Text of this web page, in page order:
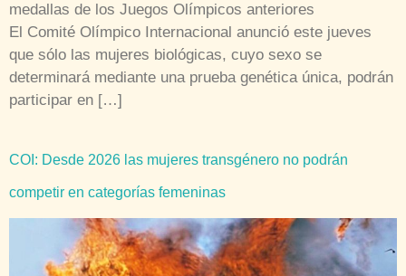
medallas de los Juegos Olímpicos anteriores
El Comité Olímpico Internacional anunció este jueves
⁠que sólo las mujeres biológicas, cuyo sexo se
determinará mediante una prueba genética única, podrán
participar en […]
COI: Desde 2026 las mujeres transgénero no podrán
competir en categorías femeninas